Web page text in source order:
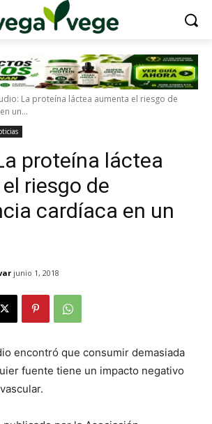
La proteína láctea aumenta el riesgo de
un...
proteína láctea
riesgo de
cardíaca en un
junio 1, 2018
encontró que consumir demasiada
fuente tiene un impacto negativo